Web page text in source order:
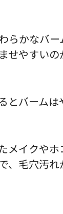
らかなバ
せやすいの
とバームは
メイクや
、毛穴汚